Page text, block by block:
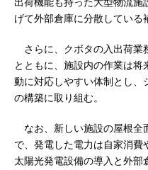
げて外部倉庫に分散している
さらに、クボタの入出荷業
とともに、施設内の作業は
動に対応しやすい体制とし、
の構築に取り組む。
なお、新しい施設の屋根全
で、発電した電力は自家消費
太陽光発電設備の導入と外部